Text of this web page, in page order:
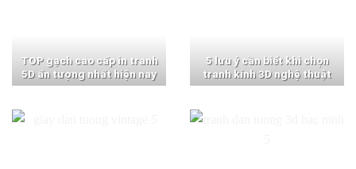
TOP gạch cao cấp in tranh
5D ấn tượng nhất hiện nay
5 lưu ý cần biết khi chọn
tranh kính 3D nghệ thuật